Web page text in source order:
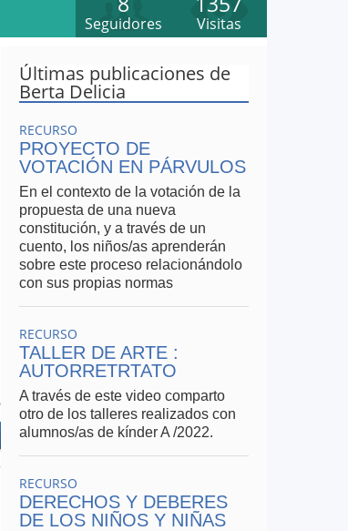
Visitas
Seguidores
Últimas publicaciones de
Berta Delicia
RECURSO
PROYECTO DE
VOTACIÓN EN PÁRVULOS
En el contexto de la votación de la
propuesta de una nueva
constitución, y a través de un
cuento, los niños/as aprenderán
sobre este proceso relacionándolo
con sus propias normas
RECURSO
TALLER DE ARTE :
AUTORRETRTATO
A través de este video comparto
otro de los talleres realizados con
alumnos/as de kínder A /2022.
RECURSO
DERECHOS Y DEBERES
DE LOS NIÑOS Y NIÑAS